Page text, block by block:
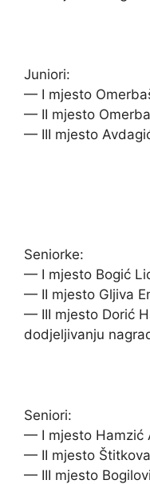
Juniori:
— I mjesto
— II mjesto
— III mjesto
Seniorke:
— I mjesto Bogić
— II mjesto Gljiva
— III mjesto Dorić
dodjeljivanju
Seniori:
— I mjesto Hamzić
— II mjesto
— III mjesto